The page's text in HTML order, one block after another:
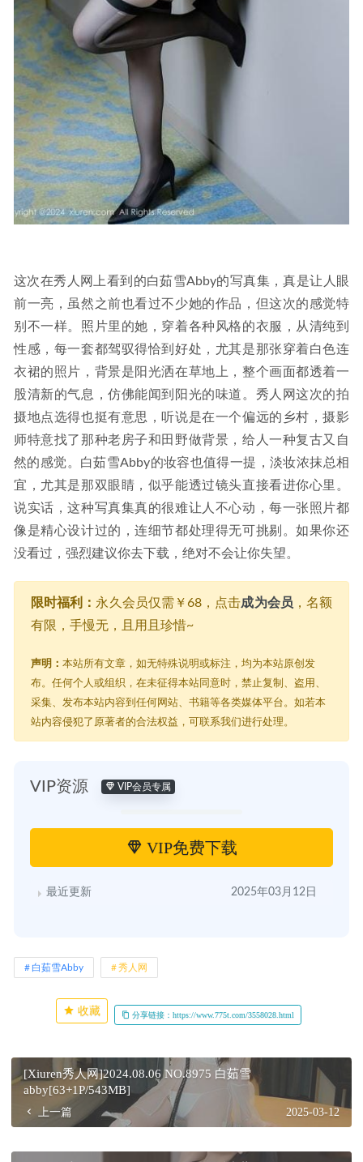
这次在秀人网上看到的白茹雪Abby的写真集，真是让人眼
前一亮，虽然之前也看过不少她的作品，但这次的感觉特
别不一样。照片里的她，穿着各种风格的衣服，从清纯到
性感，每一套都驾驭得恰到好处，尤其是那张穿着白色连
衣裙的照片，背景是阳光洒在草地上，整个画面都透着一
股清新的气息，仿佛能闻到阳光的味道。秀人网这次的拍
摄地点选得也挺有意思，听说是在一个偏远的乡村，摄影
师特意找了那种老房子和田野做背景，给人一种复古又自
然的感觉。白茹雪Abby的妆容也值得一提，淡妆浓抹总相
宜，尤其是那双眼睛，似乎能透过镜头直接看进你心里。
说实话，这种写真集真的很难让人不心动，每一张照片都
像是精心设计过的，连细节都处理得无可挑剔。如果你还
没看过，强烈建议你去下载，绝对不会让你失望。
限时福利： 永久会员仅需￥68，点击成为会员 ，名额
有限，手慢无，且用且珍惜~
声明： 本站所有文章，如无特殊说明或标注，均为本站原创发
布。任何个人或组织，在未征得本站同意时，禁止复制、盗用、
采集、发布本站内容到任何网站、书籍等各类媒体平台。如若本
站内容侵犯了原著者的合法权益，可联系我们进行处理。
VIP资源 VIP会员专属
VIP免费下载
最近更新 2025年03月12日
白茹雪Abby 秀人网
收藏 分享链接：https://www.775t.com/3558028.html
[Xiuren秀人网]2024.08.06 NO.8975 白茹雪
abby[63+1P/543MB]
上一篇 2025-03-12